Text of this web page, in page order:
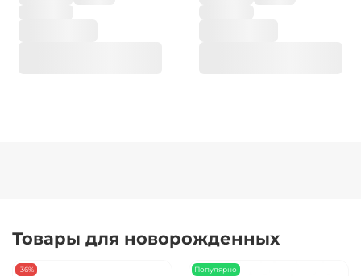
Товары для новорожденных
-36% Популярно